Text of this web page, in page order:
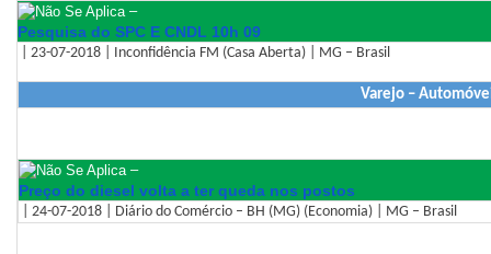
–
Pesquisa do SPC E CNDL 10h 09
| 23-07-2018 | Inconfidência FM (Casa Aberta) | MG – Brasil
Varejo –
–
Preço do diesel volta a ter queda nos postos
| 24-07-2018 | Diário do Comércio – BH (MG) (Economia) | MG – Brasil